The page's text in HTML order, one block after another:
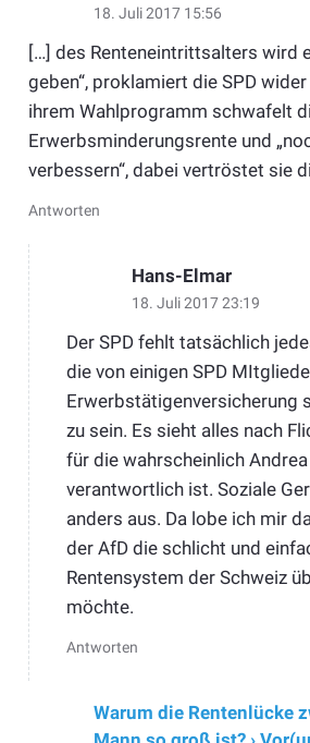
18. Juli 2017 15:56
[…] des Renteneintrittsalters wird
geben“, proklamiert die SPD
ihrem Wahlprogramm schwafelt
Erwerbsminderungsrente und
verbessern“, dabei vertröstet sie
Antworten
Hans-Elmar
18. Juli 2017 23:19
Der SPD fehlt tatsächlich
die von einigen SPD
Erwerbstätigenversicherung
zu sein. Es sieht alles nach
für die wahrscheinlich
verantwortlich ist. Soziale
anders aus. Da lobe ich mir
der AfD die schlicht und
Rentensystem der Schweiz
möchte.
Antworten
Warum die Rentenlücke